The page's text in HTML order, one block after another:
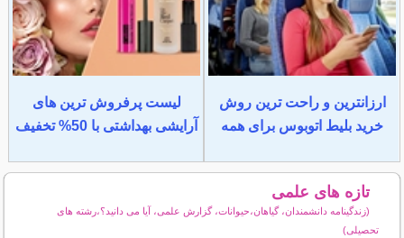
ارزانترین و راحت ترین روش
خرید بلیط اتوبوس برای همه
لیست پرفروش ترین های
آرایشی بهداشتی با 50% تخفیف
تازه های علمی
(زندگینامه دانشمندان، گیاهان،حیوانات، گزارش علمی، آیا می دانید؟،رشته های
تحصیلی)